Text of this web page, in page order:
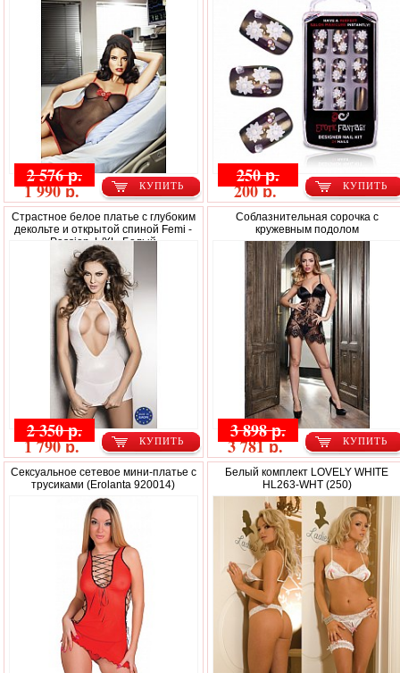
КУПИТЬ
2 576 р.
1 990 р. КУПИТЬ
250 р.
200 р.
Страстное белое платье с глубоким
декольте и открытой спиной Femi -
Passion, L/XL, Белый
КУПИТЬ
2 350 р.
1 790 р.
Соблазнительная сорочка с
кружевным подолом
КУПИТЬ
3 898 р.
3 781 р.
Сексуальное сетевое мини-платье c
трусиками (Erolanta 920014)
Белый комплект LOVELY WHITE
HL263-WHT (250)